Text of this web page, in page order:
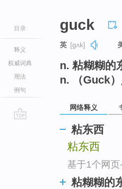
目录
释义
权威词典
用法
例句
guck
英 [ɡʌk]
n. 粘糊糊的
n. （Guck
网络释义
粘东西
粘东西
基于1个网页
粘糊糊的